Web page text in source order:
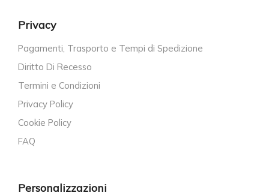
Privacy
Pagamenti, Trasporto e Tempi di Spedizione
Diritto Di Recesso
Termini e Condizioni
Privacy Policy
Cookie Policy
FAQ
Personalizzazioni